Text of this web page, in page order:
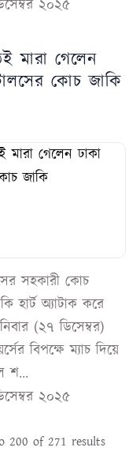
২০২৫
মারা গেলেন
কোচ জাকি
সহকারী কোচ
হার্ট অ্যাটাক করে
(২৭ ডিসেম্বর)
বিপক্ষে ম্যাচ দিয়ে
শ...
২০২৫
200 of 271 results